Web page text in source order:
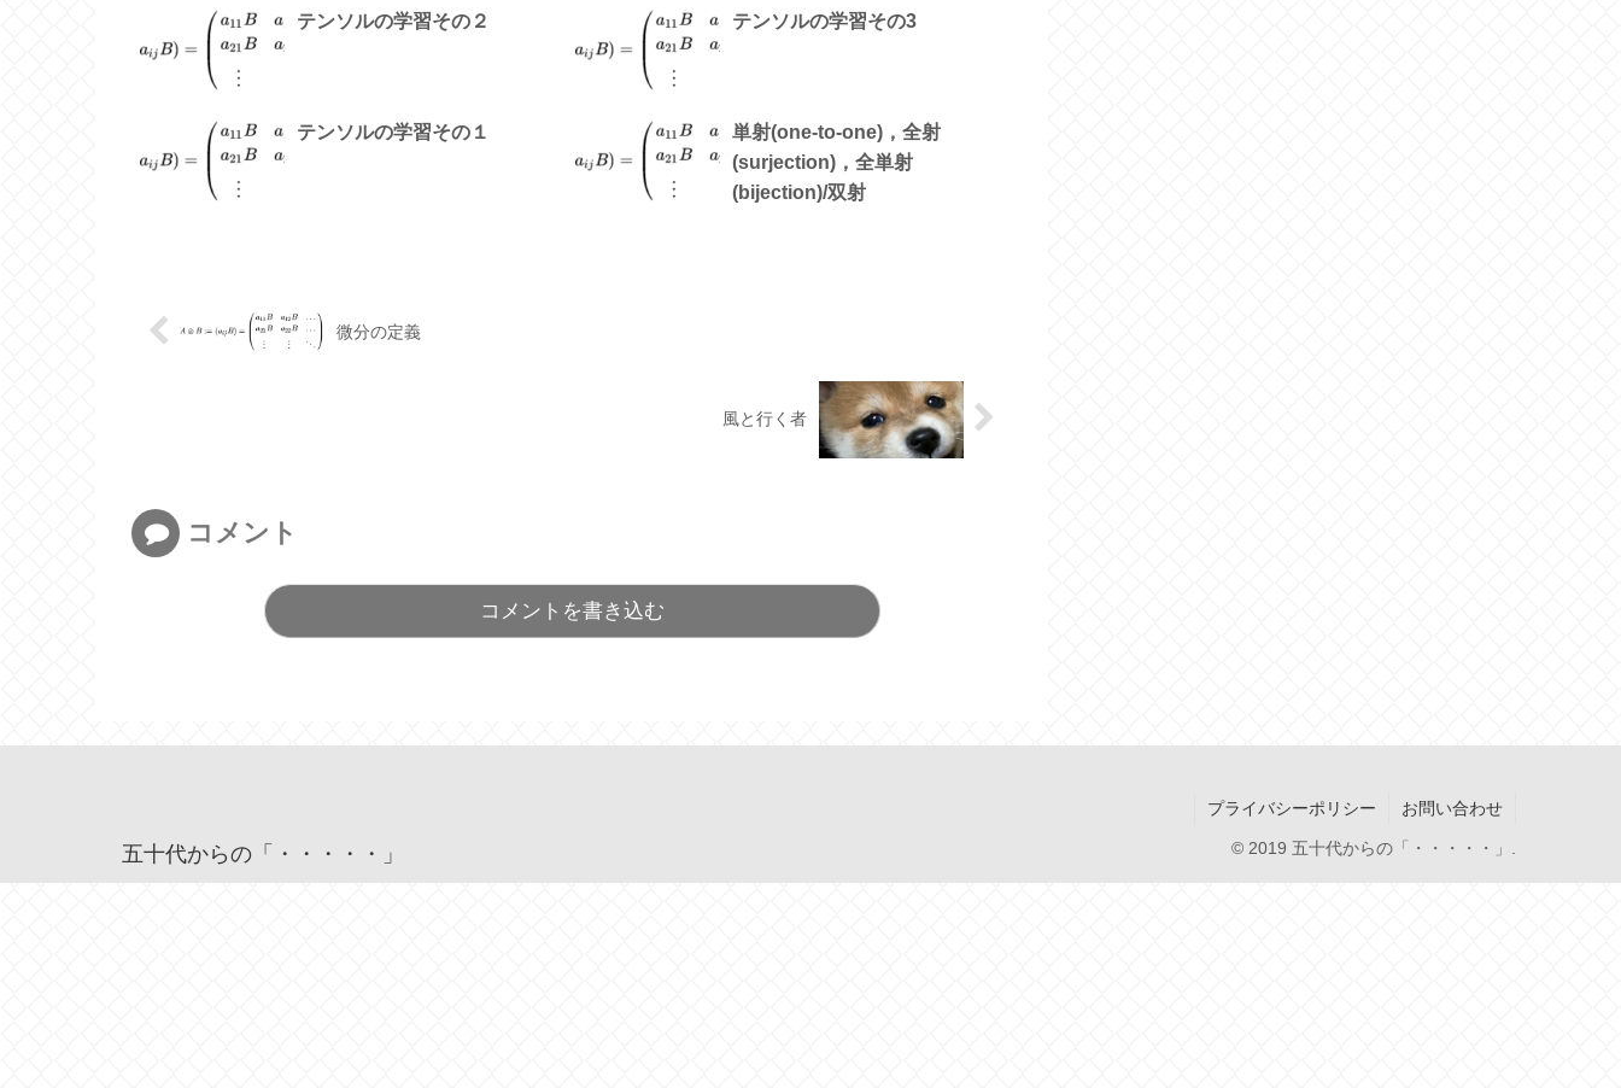
テンソルの学習その２ テンソルの学習その3
テンソルの学習その１
単射(one-to-one)，全射
(surjection)，全単射
(bijection)/双射
微分の定義
風と行く者
コメント
コメントを書き込む
五十代からの「・・・・・」
プライバシーポリシー お問い合わせ
© 2019 五十代からの「・・・・・」.